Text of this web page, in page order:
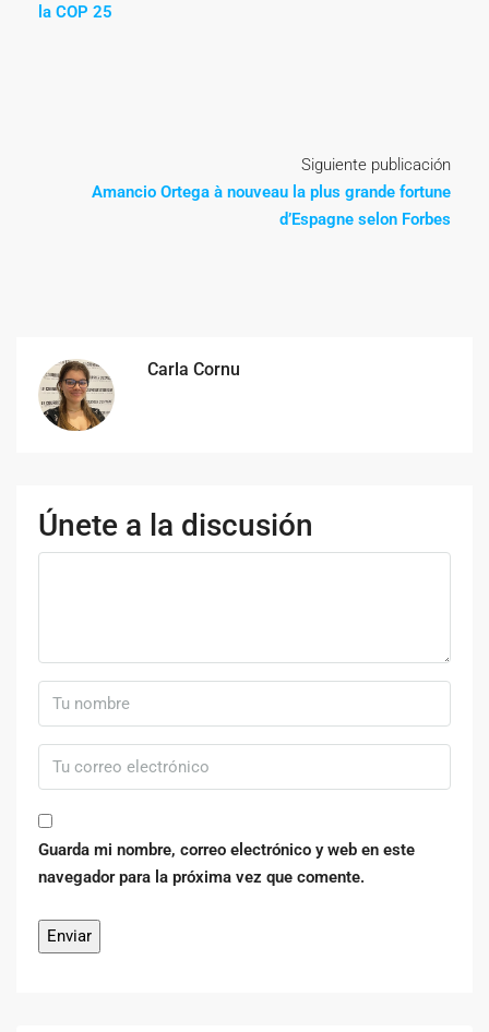
la COP 25
Siguiente publicación
Amancio Ortega à nouveau la plus grande fortune
d’Espagne selon Forbes
Carla Cornu
Únete a la discusión
Guarda mi nombre, correo electrónico y web en este
navegador para la próxima vez que comente.